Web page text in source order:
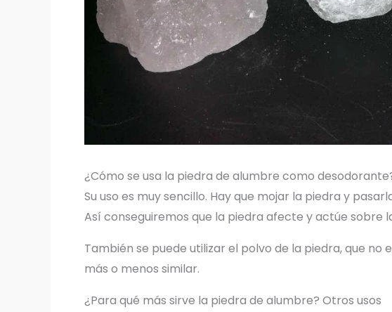
¿Cómo se usa la piedra de alumbre como
Su uso es muy sencillo. Hay que mojar la piedra y
Así conseguiremos que la piedra afecte y actúe sobre
También se puede utilizar el polvo de la piedra, que no
más o menos similar.
¿Para qué más sirve la piedra de alumbre? Otros usos